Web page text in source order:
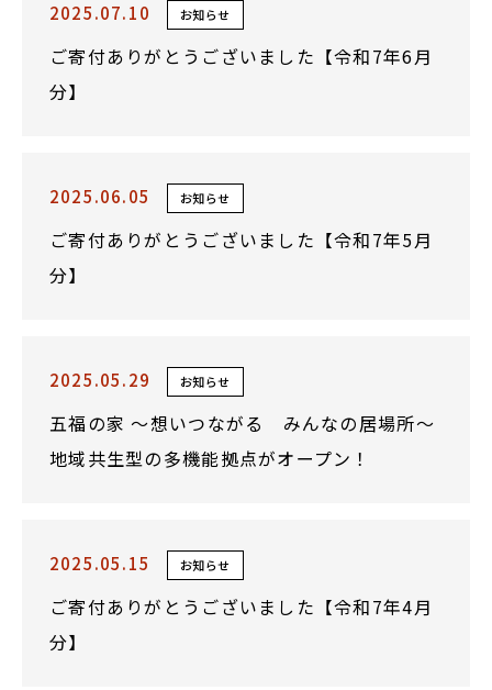
2025.07.10 お知らせ
ご寄付ありがとうございました【令和7年6月
分】
2025.06.05 お知らせ
ご寄付ありがとうございました【令和7年5月
分】
2025.05.29 お知らせ
五福の家 ～想いつながる みんなの居場所～
地域共生型の多機能拠点がオープン！
2025.05.15 お知らせ
ご寄付ありがとうございました【令和7年4月
分】